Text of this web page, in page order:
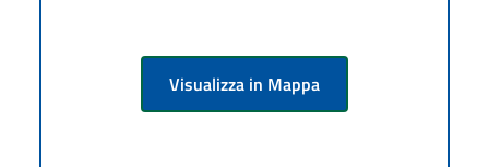
Visualizza in Mappa